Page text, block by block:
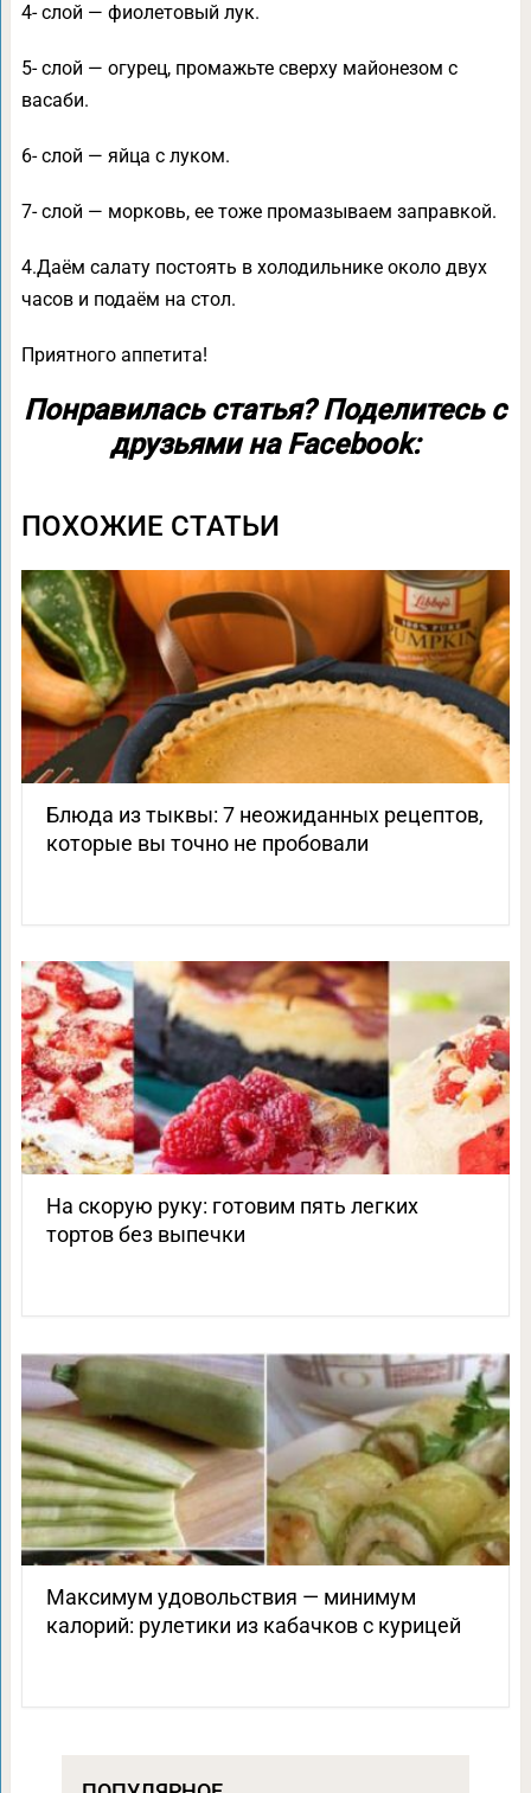
4- слой — фиолетовый лук.
5- слой — огурец, промажьте сверху майонезом с
васаби.
6- слой — яйца с луком.
7- слой — морковь, ее тоже промазываем заправкой.
4.Даём салату постоять в холодильнике около двух
часов и подаём на стол.
Приятного аппетита!
Понравилась статья? Поделитесь с
друзьями на Facebook:
ПОХОЖИЕ СТАТЬИ
Блюда из тыквы: 7 неожиданных рецептов,
которые вы точно не пробовали
На скорую руку: готовим пять легких
тортов без выпечки
Максимум удовольствия — минимум
калорий: рулетики из кабачков с курицей